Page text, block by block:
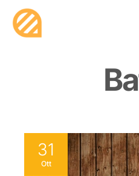
Ba
31
Ott